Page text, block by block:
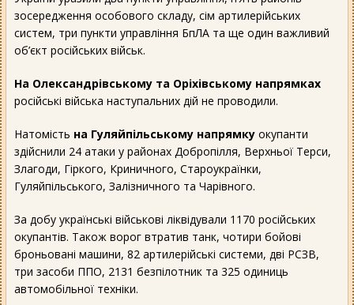
зосередження особового складу, сім артилерійських
систем, три пункти управління БпЛА та ще один важливий
об’єкт російських військ.
На Олександрівському та Оріхівському напрямках
російські війська наступальних дій не проводили.
Натомість на Гуляйпільському напрямку окупанти
здійснили 24 атаки у районах Добропілля, Верхньої Терси,
Злагоди, Гіркого, Криничного, Староукраїнки,
Гуляйпільського, Залізничного та Чарівного.
За добу українські військові ліквідували 1170 російських
окупантів. Також ворог втратив танк, чотири бойові
броньовані машини, 82 артилерійські системи, дві РСЗВ,
три засоби ППО, 2131 безпілотник та 325 одиниць
автомобільної техніки.